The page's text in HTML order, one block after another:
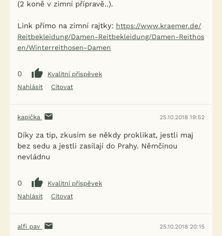
(2 koně v zimní přípravě..).
Link přímo na zimní rajtky: https://www.kraemer.de/
Reitbekleidung/Damen-Reitbekleidung/Damen-Reithos
en/Winterreithosen-Damen
0
Kvalitní příspěvek
Nahlásit
Citovat
kapička 25.10.2018 19:52
Díky za tip, zkusím se někdy proklikat, jestli maj
bez sedu a jestli zasílají do Prahy. Němčinou
nevládnu
0
Kvalitní příspěvek
Nahlásit
Citovat
alfi pav 25.10.2018 20:15